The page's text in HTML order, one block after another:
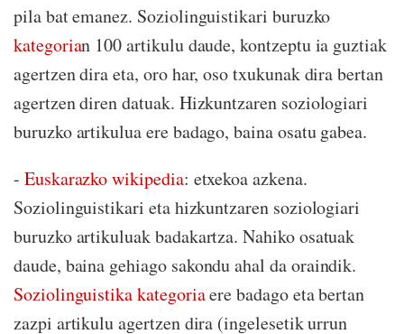
pila bat emanez. Soziolinguistikari buruzko
kategorian 100 artikulu daude, kontzeptu ia guztiak
agertzen dira eta, oro har, oso txukunak dira bertan
agertzen diren datuak. Hizkuntzaren soziologiari
buruzko artikulua ere badago, baina osatu gabea.
- Euskarazko wikipedia: etxekoa azkena.
Soziolinguistikari eta hizkuntzaren soziologiari
buruzko artikuluak badakartza. Nahiko osatuak
daude, baina gehiago sakondu ahal da oraindik.
Soziolinguistika kategoriaere badago eta bertan
zazpi artikulu agertzen dira (ingelesetik urrun